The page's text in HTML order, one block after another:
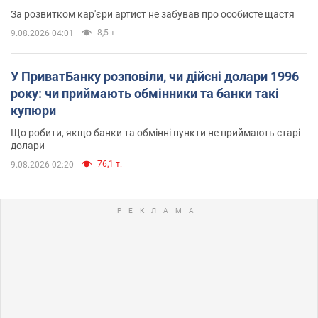
За розвитком кар'єри артист не забував про особисте щастя
9.08.2026 04:01 8,5 т.
У ПриватБанку розповіли, чи дійсні долари 1996
року: чи приймають обмінники та банки такі
купюри
Що робити, якщо банки та обмінні пункти не приймають старі
долари
9.08.2026 02:20 76,1 т.